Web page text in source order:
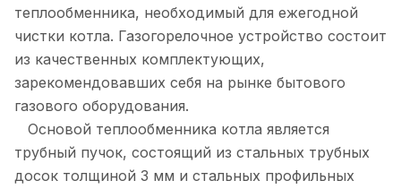
теплообменника, необходимый для ежегодной
чистки котла. Газогорелочное устройство состоит
из качественных комплектующих,
зарекомендовавших себя на рынке бытового
газового оборудования.
Основой теплообменника котла является
трубный пучок, состоящий из стальных трубных
досок толщиной 3 мм и стальных профильных